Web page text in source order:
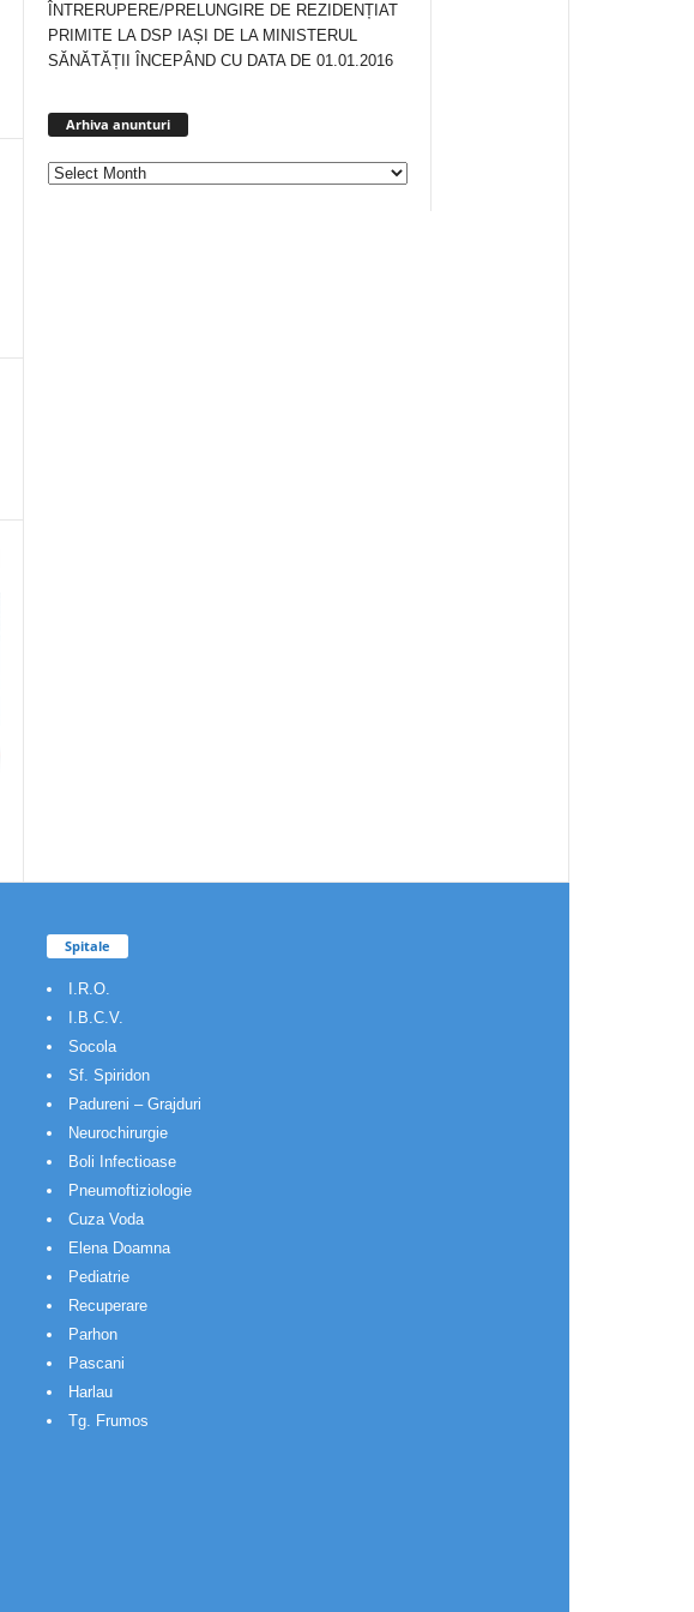
ÎNTRERUPERE/PRELUNGIRE DE REZIDENȚIAT
PRIMITE LA DSP IAȘI DE LA MINISTERUL
SĂNĂTĂȚII ÎNCEPÂND CU DATA DE 01.01.2016
Arhiva anunturi
Spitale
I.R.O.
I.B.C.V.
Socola
Sf. Spiridon
Padureni – Grajduri
Neurochirurgie
Boli Infectioase
Pneumoftiziologie
Cuza Voda
Elena Doamna
Pediatrie
Recuperare
Parhon
Pascani
Harlau
Tg. Frumos